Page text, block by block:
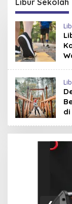
Libur Sekolah